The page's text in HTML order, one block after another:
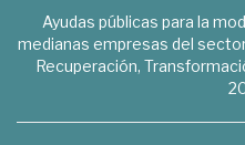
Ayudas públicas para la
medianas empresas del
Recuperación,